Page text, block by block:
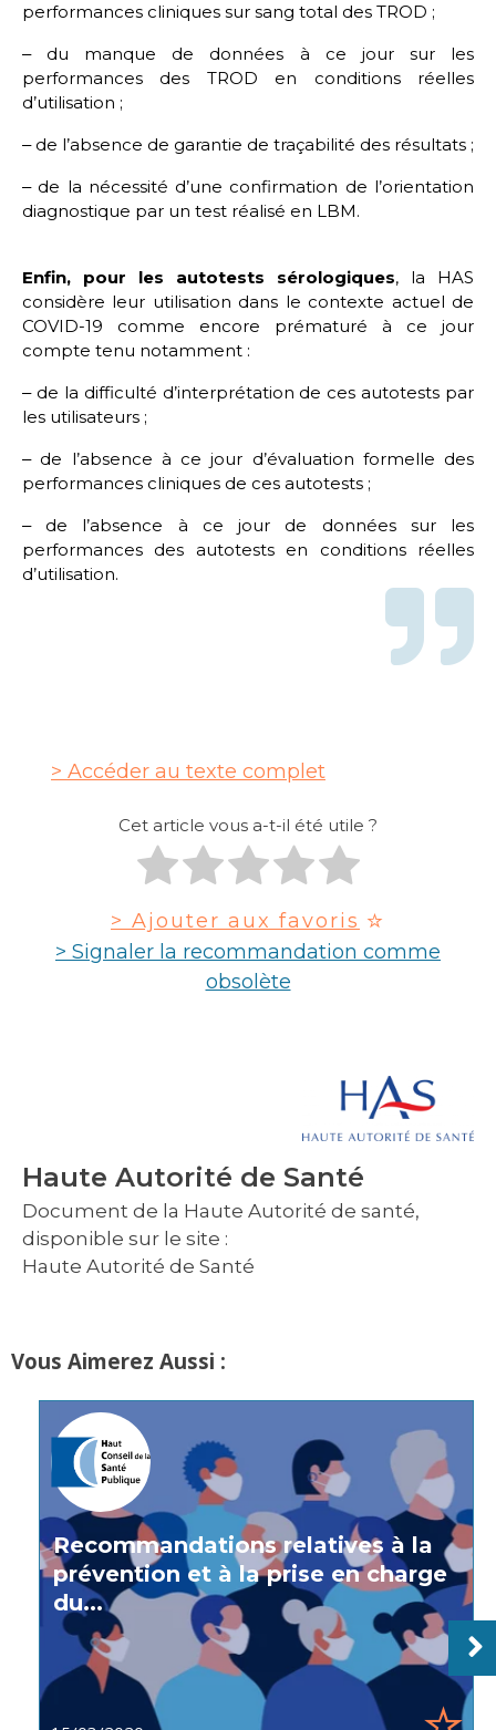
performances cliniques sur sang total des TROD ;
‒ du manque de données à ce jour sur les
performances des TROD en conditions réelles
d’utilisation ;
‒ de l’absence de garantie de traçabilité des résultats ;
‒ de la nécessité d’une confirmation de l’orientation
diagnostique par un test réalisé en LBM.
Enfin, pour les autotests sérologiques, la HAS
considère leur utilisation dans le contexte actuel de
COVID-19 comme encore prématuré à ce jour
compte tenu notamment :
‒ de la difficulté d’interprétation de ces autotests par
les utilisateurs ;
‒ de l’absence à ce jour d’évaluation formelle des
performances cliniques de ces autotests ;
‒ de l’absence à ce jour de données sur les
performances des autotests en conditions réelles
d’utilisation.
Accéder au texte complet
Cet article vous a-t-il été utile ?
> Ajouter aux favoris
> Signaler la recommandation comme
obsolète
Haute Autorité de Santé
Document de la Haute Autorité de santé,
disponible sur le site :
Haute Autorité de Santé
Vous Aimerez Aussi :
Recommandations relatives à la
prévention et à la prise en charge
du...